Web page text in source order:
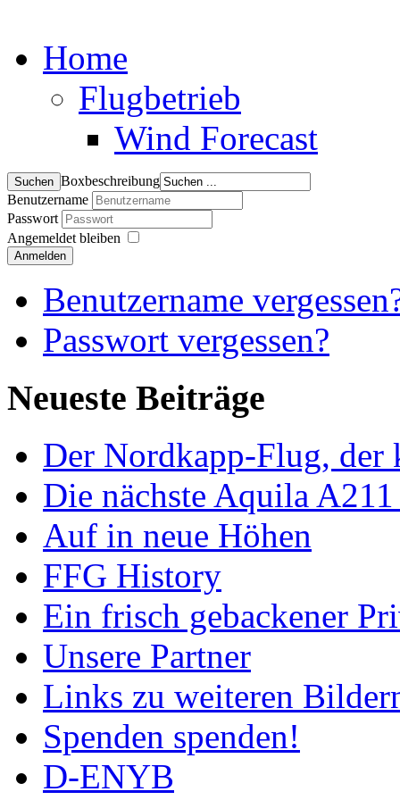
Home
Flugbetrieb
Wind Forecast
Boxbeschreibung
Benutzername
Passwort
Angemeldet bleiben
Anmelden
Benutzername
Passwort vergessen?
Neueste Beiträge
Der Nordkapp-Flug, der
Die nächste Aquila
Auf in neue Höhen
FFG History
Ein frisch gebackener
Unsere Partner
Links zu weiteren
Spenden spenden!
D-ENYB